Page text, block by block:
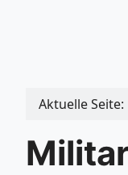
Aktuelle Seite: